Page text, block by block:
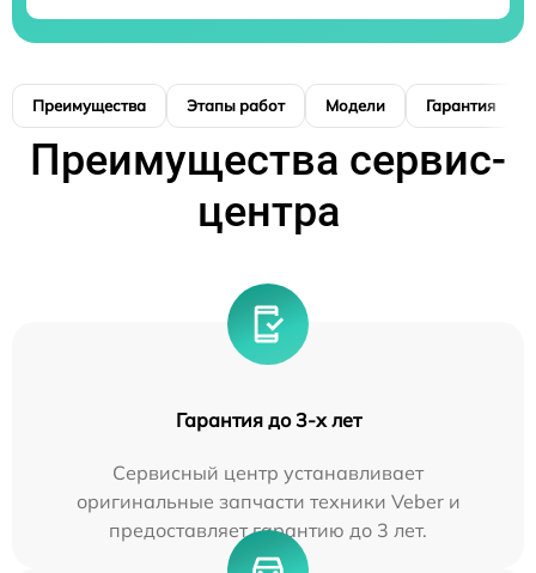
Преимущества Этапы работ Модели Гарантия
Преимущества сервис-
центра
Гарантия до 3-х лет
Сервисный центр устанавливает
оригинальные запчасти техники Veber и
предоставляет гарантию до 3 лет.